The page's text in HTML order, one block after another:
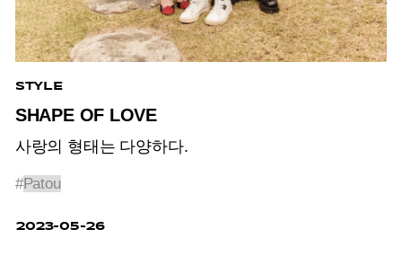
STYLE
SHAPE OF LOVE
사랑의 형태는 다양하다.
#Patou
2023-05-26